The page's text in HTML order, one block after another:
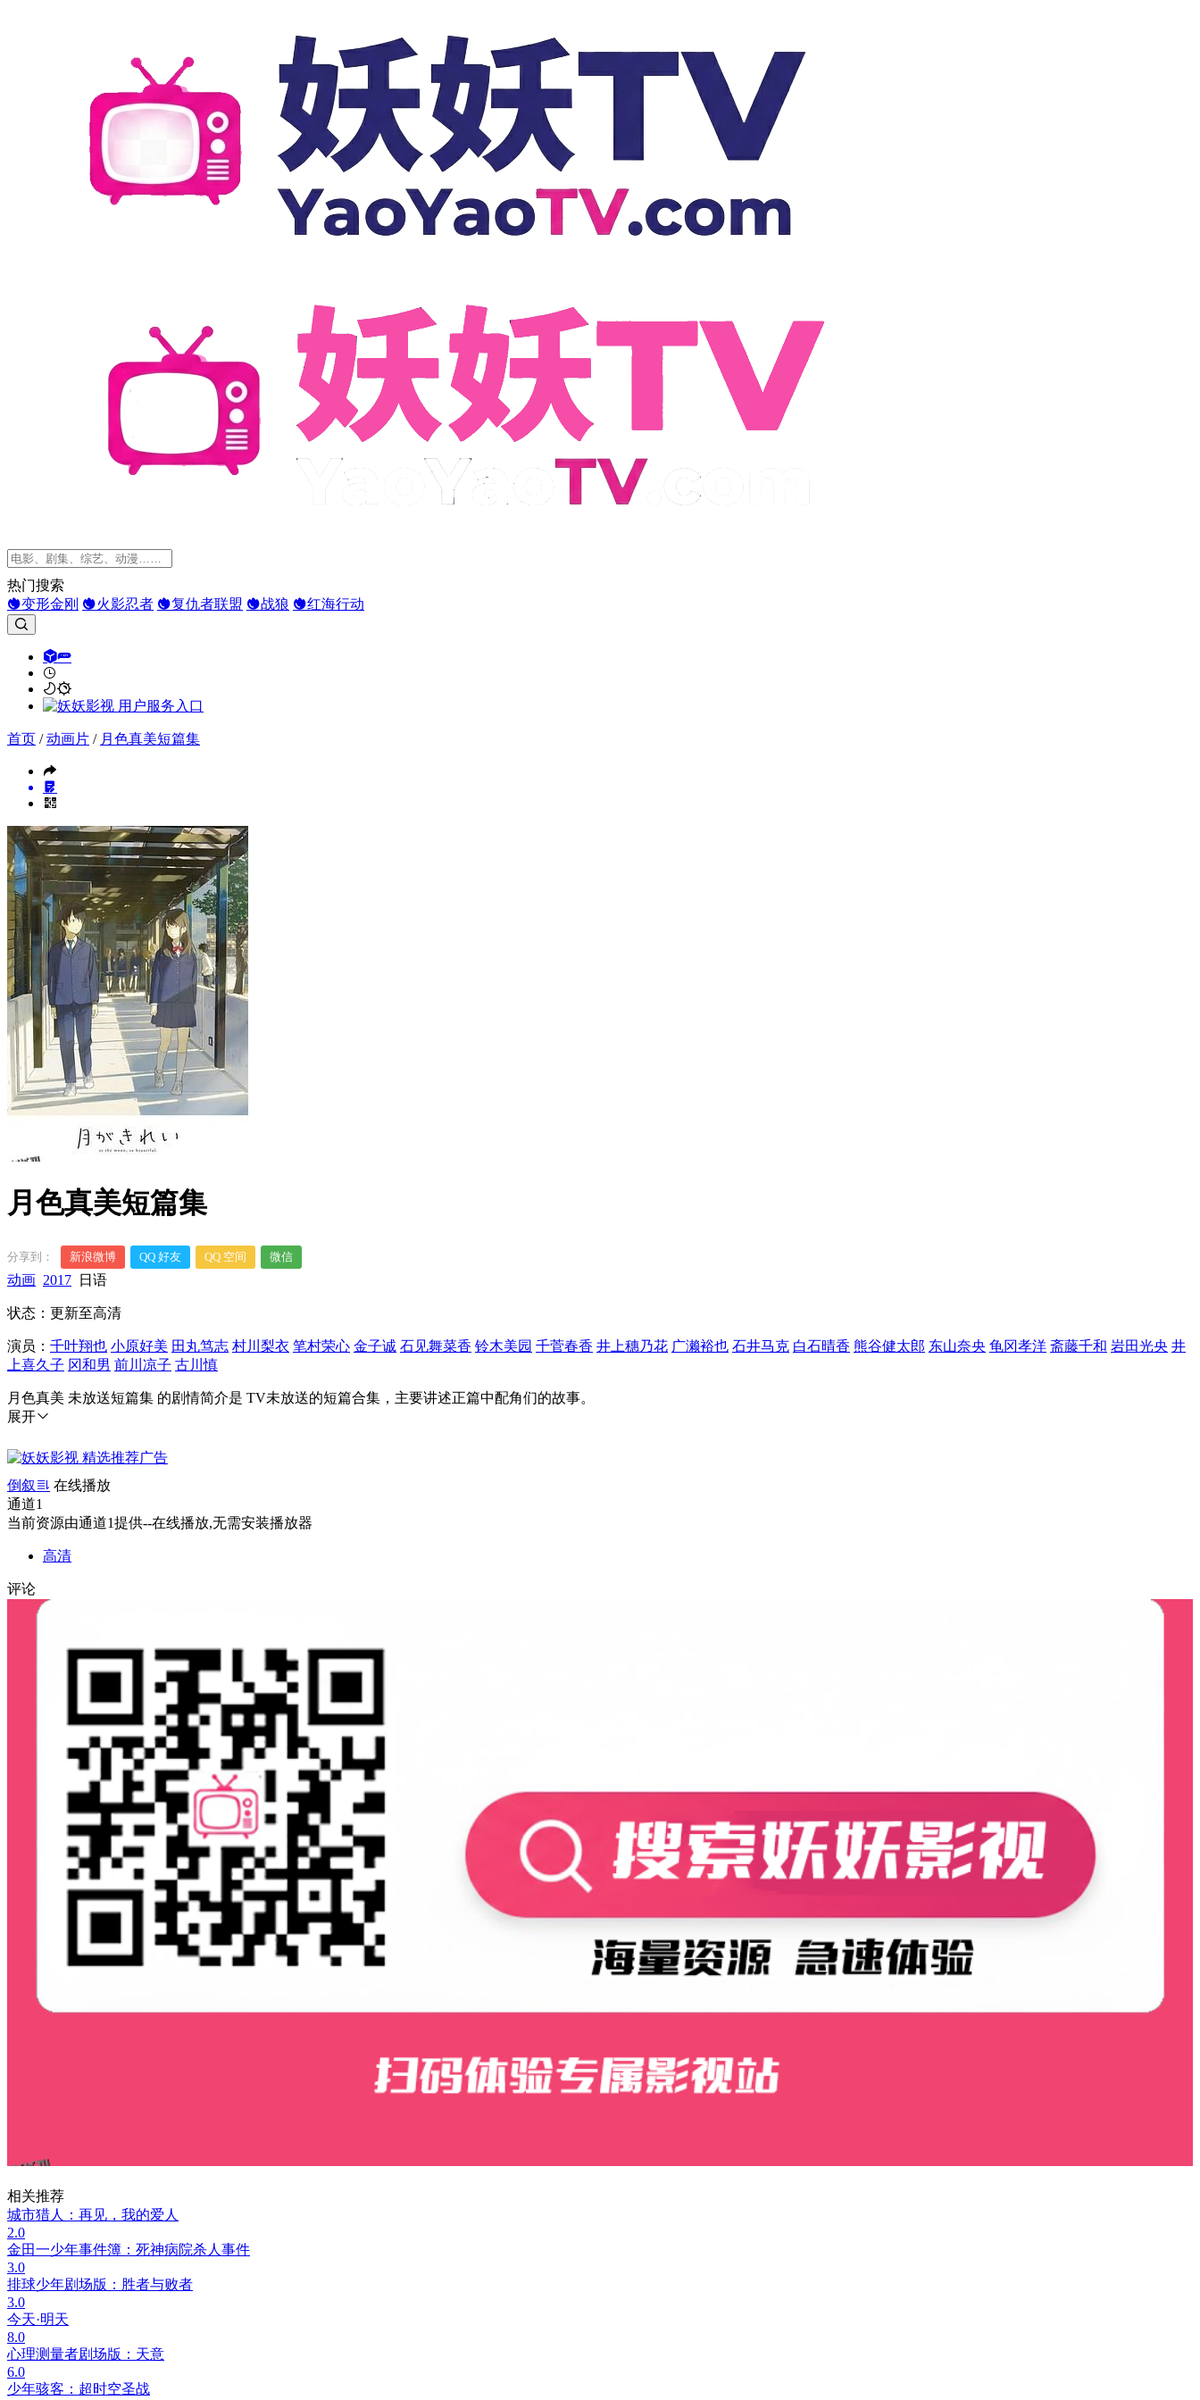
热门搜索
变形金刚
火影忍者 复仇者联盟 战狼 红海行动
首页 /动画片 / 月色真美短篇集
月色真美短篇集
分享到： 新浪微博 QQ 好友 QQ 空间 微信
动画 2017 日语
状态：更新至高清
演员： 千叶翔也 小原好美 田丸笃志 村川梨衣 笔村荣心 金子诚 石见舞菜香 铃木美园 千菅春香 井上穗乃花 广濑裕也 石井马克 白石晴香 熊谷健太郎 东山奈央 龟冈孝洋 斋藤千和 岩田光央 井
上喜久子 冈和男 前川凉子 古川慎
月色真美 未放送短篇集 的剧情简介是 TV未放送的短篇合集，主要讲述正篇中配角们的故事。
展开
倒叙
在线播放
通道1
当前资源由通道1提供--在线播放,无需安装播放器
高清
评论
相关推荐
城市猎人：再见，我的爱人
2.0
金田一少年事件簿：死神病院杀人事件
3.0
排球少年剧场版：胜者与败者
3.0
今天·明天
8.0
心理测量者剧场版：天意
6.0
少年骇客：超时空圣战